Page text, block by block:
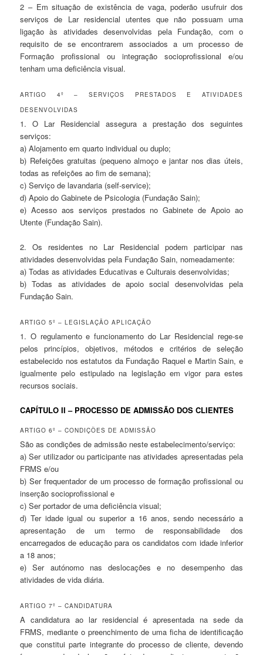
2 – Em situação de existência de vaga, poderão usufruir dos
serviços de Lar residencial utentes que não possuam uma
ligação às atividades desenvolvidas pela Fundação, com o
requisito de se encontrarem associados a um processo de
Formação profissional ou integração socioprofissional e/ou
tenham uma deficiência visual.
ARTIGO 4º – SERVIÇOS PRESTADOS E ATIVIDADES
DESENVOLVIDAS
1. O Lar Residencial assegura a prestação dos seguintes
serviços:
a) Alojamento em quarto individual ou duplo;
b) Refeições gratuitas (pequeno almoço e jantar nos dias úteis,
todas as refeições ao fim de semana);
c) Serviço de lavandaria (self-service);
d) Apoio do Gabinete de Psicologia (Fundação Sain);
e) Acesso aos serviços prestados no Gabinete de Apoio ao
Utente (Fundação Sain).
2. Os residentes no Lar Residencial podem participar nas
atividades desenvolvidas pela Fundação Sain, nomeadamente:
a) Todas as atividades Educativas e Culturais desenvolvidas;
b) Todas as atividades de apoio social desenvolvidas pela
Fundação Sain.
ARTIGO 5º – LEGISLAÇÃO APLICAÇÃO
1. O regulamento e funcionamento do Lar Residencial rege-se
pelos princípios, objetivos, métodos e critérios de seleção
estabelecido nos estatutos da Fundação Raquel e Martin Sain, e
igualmente pelo estipulado na legislação em vigor para estes
recursos sociais.
CAPÍTULO II – PROCESSO DE ADMISSÃO DOS CLIENTES
ARTIGO 6º – CONDIÇÕES DE ADMISSÃO
São as condições de admissão neste estabelecimento/serviço:
a) Ser utilizador ou participante nas atividades apresentadas pela
FRMS e/ou
b) Ser frequentador de um processo de formação profissional ou
inserção socioprofissional e
c) Ser portador de uma deficiência visual;
d) Ter idade igual ou superior a 16 anos, sendo necessário a
apresentação de um termo de responsabilidade dos
encarregados de educação para os candidatos com idade inferior
a 18 anos;
e) Ser autónomo nas deslocações e no desempenho das
atividades de vida diária.
ARTIGO 7º – CANDIDATURA
A candidatura ao lar residencial é apresentada na sede da
FRMS, mediante o preenchimento de uma ficha de identificação
que constitui parte integrante do processo de cliente, devendo